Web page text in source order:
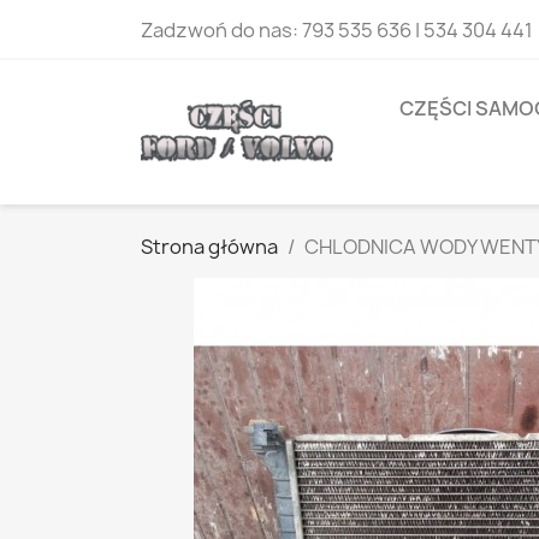
Zadzwoń do nas:793 535 636 | 534 304 441
CZĘŚCI
Strona główna CHLODNICA WODY